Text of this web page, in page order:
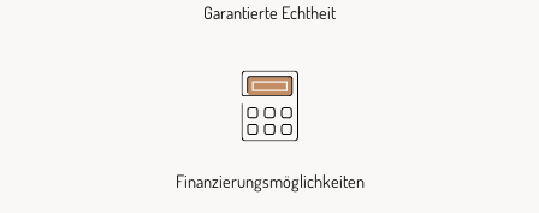
Garantierte Echtheit
Finanzierungsmöglichkeiten